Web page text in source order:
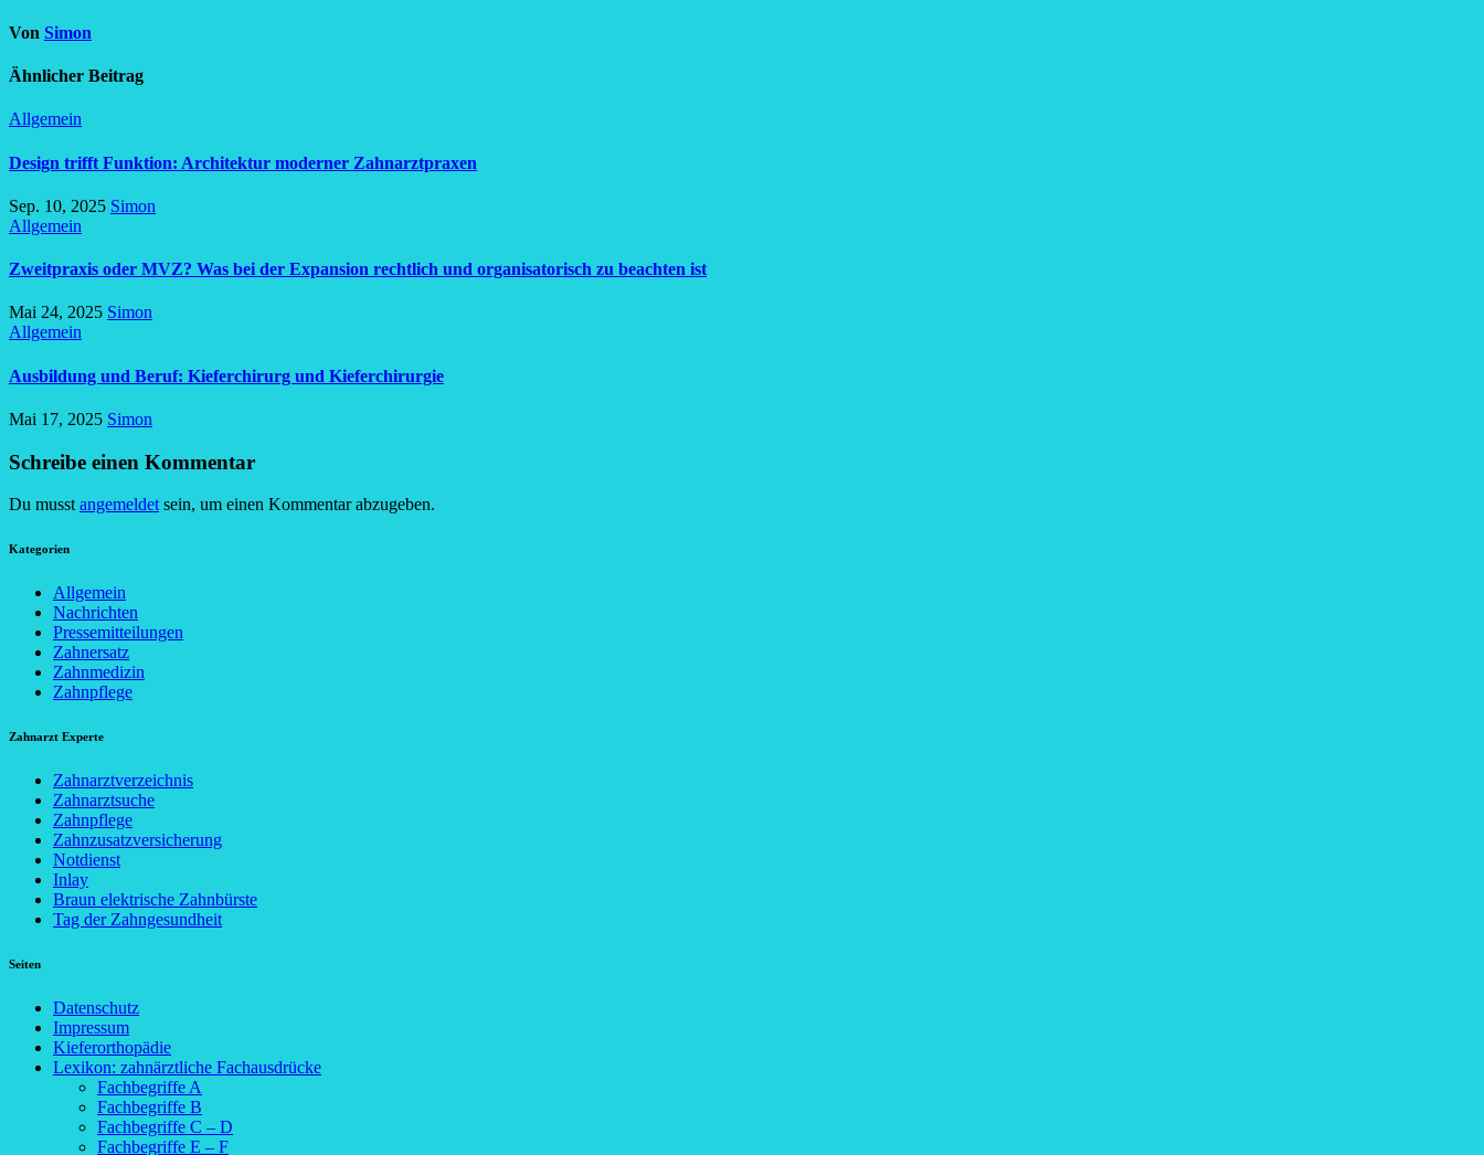
Von Simon
Ähnlicher Beitrag
Allgemein
Design trifft Funktion: Architektur moderner Zahnarztpraxen
Sep. 10, 2025 Simon
Allgemein
Zweitpraxis oder MVZ? Was bei der Expansion rechtlich und organisatorisch zu beachten ist
Mai 24, 2025 Simon
Allgemein
Ausbildung und Beruf: Kieferchirurg und Kieferchirurgie
Mai 17, 2025 Simon
Schreibe einen Kommentar
Du musstangemeldetsein, um einen Kommentar abzugeben.
Kategorien
Allgemein
Nachrichten
Pressemitteilungen
Zahnersatz
Zahnmedizin
Zahnpflege
Zahnarzt Experte
Zahnarztverzeichnis
Zahnarztsuche
Zahnpflege
Zahnzusatzversicherung
Notdienst
Inlay
Braun elektrische Zahnbürste
Tag der Zahngesundheit
Seiten
Datenschutz
Impressum
Kieferorthopädie
Lexikon: zahnärztliche Fachausdrücke
Fachbegriffe A
Fachbegriffe B
Fachbegriffe C – D
Fachbegriffe E – F